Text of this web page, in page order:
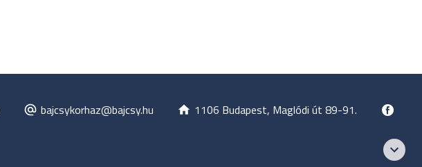
bajcsykorhaz@bajcsy.hu 1106 Budapest, Maglódi út 89-91.